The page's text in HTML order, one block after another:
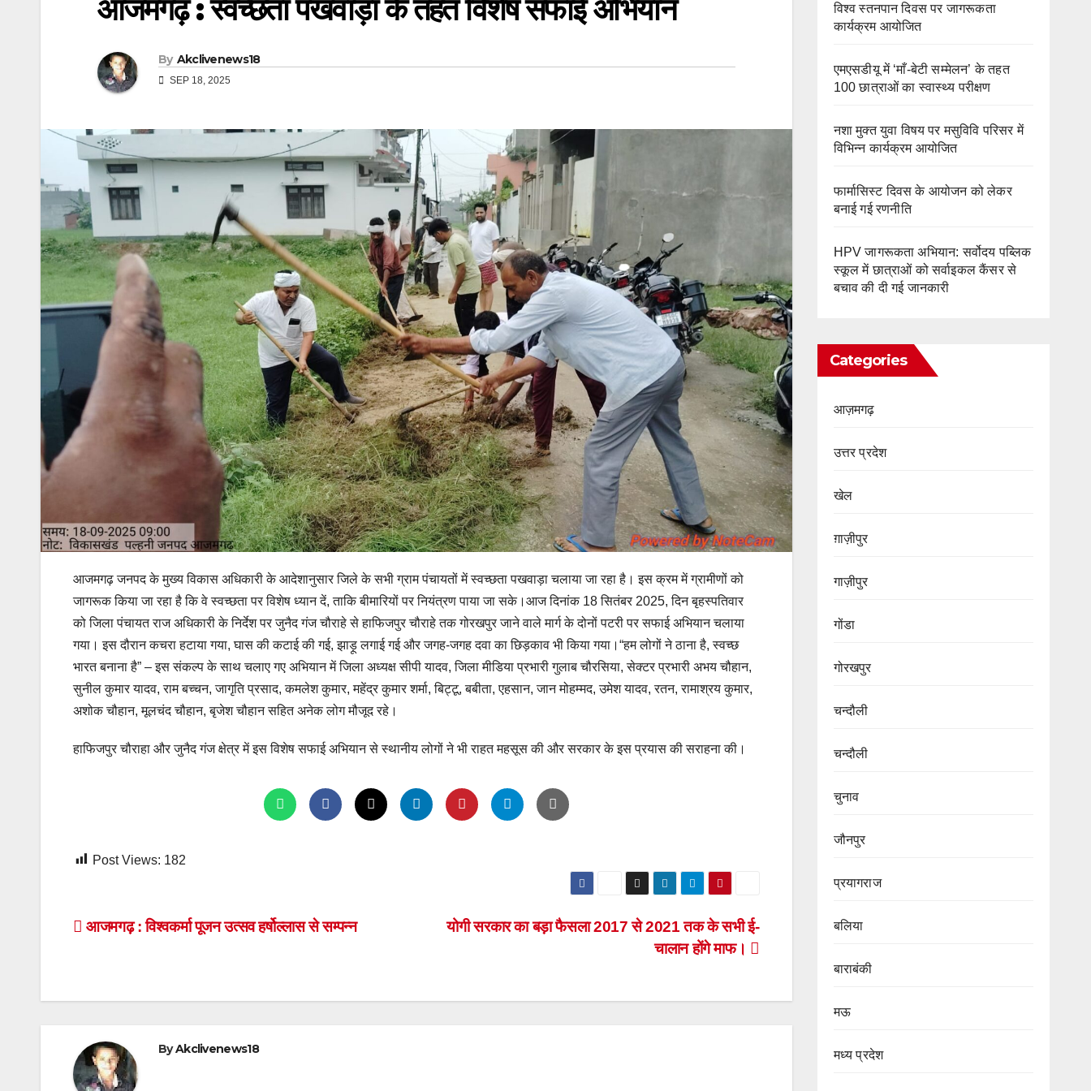
आजमगढ़ : स्वच्छता पखवाड़ा के तहत विशेष सफाई अभियान
By Akclivenews18
SEP 18, 2025
आजमगढ़ जनपद के मुख्य विकास अधिकारी के आदेशानुसार जिले के सभी ग्राम पंचायतों में स्वच्छता पखवाड़ा चलाया जा रहा है। इस क्रम में ग्रामीणों को
जागरूक किया जा रहा है कि वे स्वच्छता पर विशेष ध्यान दें, ताकि बीमारियों पर नियंत्रण पाया जा सके।आज दिनांक 18 सितंबर 2025, दिन बृहस्पतिवार
को जिला पंचायत राज अधिकारी के निर्देश पर जुनैद गंज चौराहे से हाफिजपुर चौराहे तक गोरखपुर जाने वाले मार्ग के दोनों पटरी पर सफाई अभियान चलाया
गया। इस दौरान कचरा हटाया गया, घास की कटाई की गई, झाड़ू लगाई गई और जगह-जगह दवा का छिड़काव भी किया गया।“हम लोगों ने ठाना है, स्वच्छ
भारत बनाना है” – इस संकल्प के साथ चलाए गए अभियान में जिला अध्यक्ष सीपी यादव, जिला मीडिया प्रभारी गुलाब चौरसिया, सेक्टर प्रभारी अभय चौहान,
सुनील कुमार यादव, राम बच्चन, जागृति प्रसाद, कमलेश कुमार, महेंद्र कुमार शर्मा, बिट्टू, बबीता, एहसान, जान मोहम्मद, उमेश यादव, रतन, रामाश्रय कुमार,
अशोक चौहान, मूलचंद चौहान, बृजेश चौहान सहित अनेक लोग मौजूद रहे।
हाफिजपुर चौराहा और जुनैद गंज क्षेत्र में इस विशेष सफाई अभियान से स्थानीय लोगों ने भी राहत महसूस की और सरकार के इस प्रयास की सराहना की।
Post Views: 182
Post
योगी सरकार का बड़ा फैसला 2017 से 2021 तक के सभी ई-
चालान होंगे माफ।
आजमगढ़ : विश्वकर्मा पूजन उत्सव हर्षोल्लास से सम्पन्न
ByAkclivenews18
विश्व स्तनपान दिवस पर जागरूकता
कार्यक्रम आयोजित
एमएसडीयू में ‘माँ-बेटी सम्मेलन’ के तहत
100 छात्राओं का स्वास्थ्य परीक्षण
नशा मुक्त युवा विषय पर मसुविवि परिसर में
विभिन्न कार्यक्रम आयोजित
फार्मासिस्ट दिवस के आयोजन को लेकर
बनाई गई रणनीति
HPV जागरूकता अभियान: सर्वोदय पब्लिक
स्कूल में छात्राओं को सर्वाइकल कैंसर से
बचाव की दी गई जानकारी
Categories
आज़मगढ़
उत्तर प्रदेश
खेल
ग़ाज़ीपुर
गाज़ीपुर
गोंडा
गोरखपुर
चन्दौली
चन्दौली
चुनाव
जौनपुर
प्रयागराज
बलिया
बाराबंकी
मऊ
मध्य प्रदेश